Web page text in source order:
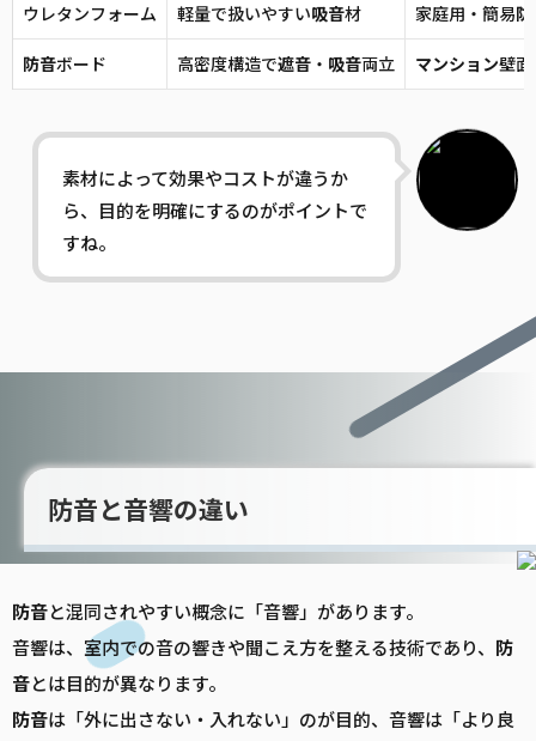
ウレタンフォーム 軽量で扱いやすい吸音材 家庭用・簡易
防音ボード 高密度構造で遮音 ・ 吸音両立 マンション壁面
素材によって効果やコストが違うか
ら、目的を明確にするのがポイントで
すね。
防音と音響の違い
防音と混同されやすい概念に「音響」があります。
音響は、室内での音の響きや聞こえ方を整える技術であり、 防
音とは目的が異なります。
防音は「外に出さない・入れない」のが目的、音響は「より良